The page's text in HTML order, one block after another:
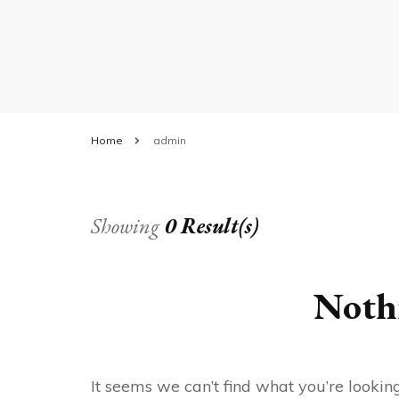
Home admin
Showing0 Result(s)
It seems we can’t find what you’re